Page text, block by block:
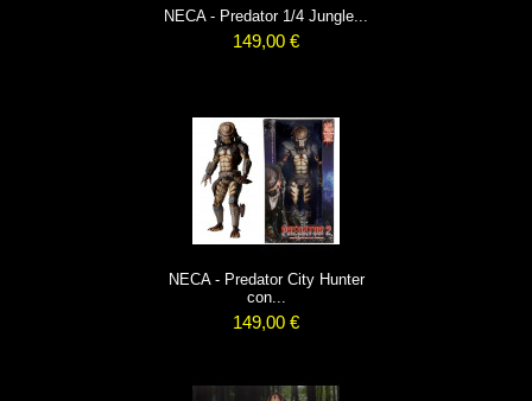
NECA - Predator 1/4 Jungle...
149,00 €
NECA - Predator City Hunter
con...
149,00 €